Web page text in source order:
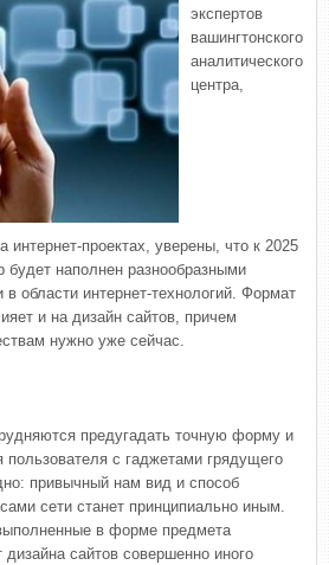
экспертов
вашингтонского
аналитического
центра,
интернет-проектах, уверены, что к 2025
наполнен разнообразными
в области интернет-технологий. Формат
и на дизайн сайтов, причем
нужно уже сейчас.
предугадать точную форму и
пользователя с гаджетами грядущего
привычный нам вид и способ
сети станет принципиально иным.
в форме предмета
дизайна сайтов совершенно иного